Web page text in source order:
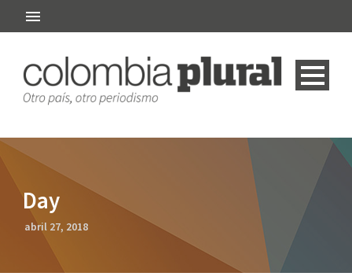
Day
abril 27, 2018